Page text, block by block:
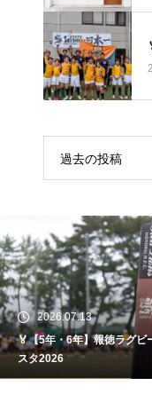
過去の投稿
2026.07.13
🏅【5年・6年】報徳ラグビ
スタ2026